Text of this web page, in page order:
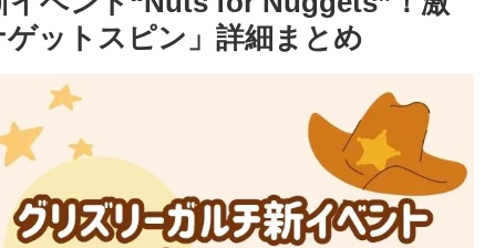
ットスピン」詳細まとめ